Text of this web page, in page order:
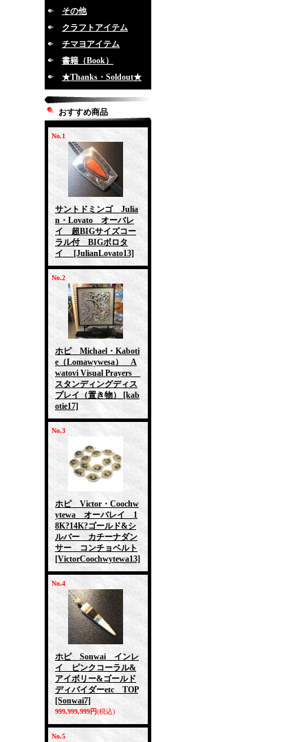
その他
クラフトアイテム
チマヨアイテム
書籍（Book）
★Thanks・Soldout★
おすすめ商品
No.1
サントドミンゴ Julia
n・Lovato オーバレ
イ 超BIGサイズコー
ラル付 BIGボロタ
イ
[JulianLovato13]
No.2
ホピ Michael・Kaboti
e（Lomawywesa） A
watovi Visual Prayers
スタンディングディス
プレイ（置き物）
[kab
otie17]
No.3
ホピ Victor・Coochw
ytewa オーバレイ 1
8K?14K?ゴールド&シ
ルバー カチーナダン
サー コンチョベルト
[VictorCoochwytewa13]
No.4
ホピ Sonwai インレ
イ ピンクコーラル&
アイボリー&ゴールド
ディバイダーetc TOP
[Sonwai7]
999,999,999円(税込)
No.5